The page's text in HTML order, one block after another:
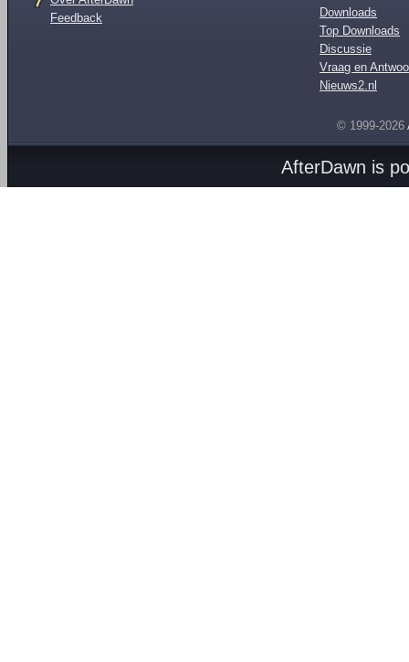
Feedback
Downloads
Top Downloads
Discussie
Vraag en
Nieuws2.nl
© 1999-2026
AfterDawn is